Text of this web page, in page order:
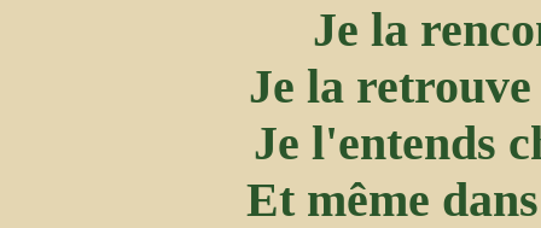
Je la
Je la
Je l'entends
Et même